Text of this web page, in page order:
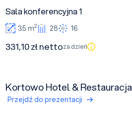
Sala konferencyjna 1
35 m2 28 16
331,10 zł nettoza dzień
Kortowo Hotel & Restauracja
Przejdź do prezentacji